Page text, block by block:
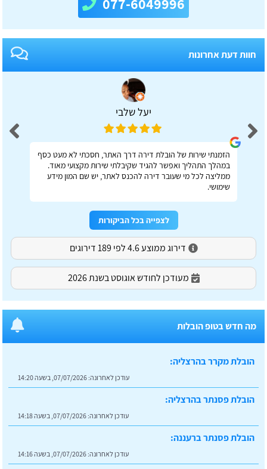
חוות דעת אחרונות
יעל שלבי
הזמנתי שירות של הובלת דירה דרך האתר, חסכתי לא מעט כסף
במהלך התהליך ואפשר להגיד שקיבלתי שירות מקצועי מאוד.
ממליצה לכל מי שעובר דירה להכנס לאתר, יש שם המון מידע
שימושי.
לצפייה בכל הביקורות
דירוג ממוצע 4.6 לפי 189 דירוגים
מעודכן לחודש אוגוסט בשנת 2026
מה חדש בטופ הובלות
הובלת מקרר בהרצליה:
עודכן לאחרונה: 07/07/2026, בשעה 14:20
הובלת פסנתר בהרצליה:
עודכן לאחרונה: 07/07/2026, בשעה 14:18
הובלת פסנתר ברעננה:
עודכן לאחרונה: 07/07/2026, בשעה 14:16